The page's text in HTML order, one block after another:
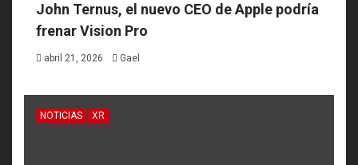
John Ternus, el nuevo CEO de Apple podría
frenar Vision Pro
abril 21, 2026 Gael
NOTICIAS XR